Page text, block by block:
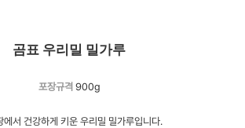
곰표 우리밀 밀가루
포장규격 900g
에서 건강하게 키운 우리밀 밀가루입니다.